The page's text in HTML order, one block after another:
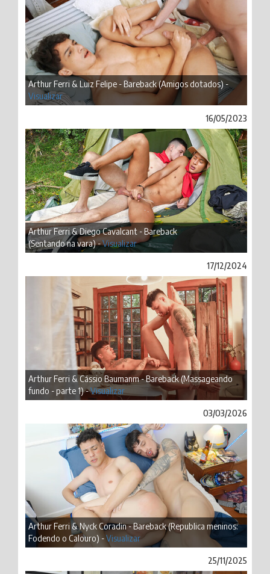
Arthur Ferri & Luiz Felipe - Bareback (Amigos dotados) -
Visualizar
16/05/2023
Arthur Ferri & Diego Cavalcant - Bareback
(Sentando na vara) -Visualizar
17/12/2024
Arthur Ferri & Cássio Baumanm - Bareback (Massageando
fundo - parte 1) -Visualizar
03/03/2026
Arthur Ferri & Nyck Coradin - Bareback (Republica meninos:
Fodendo o Calouro) -Visualizar
25/11/2025